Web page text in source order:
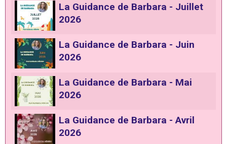
La Guidance de Barbara - Juillet
2026
La Guidance de Barbara - Juin
2026
La Guidance de Barbara - Mai
2026
La Guidance de Barbara - Avril
2026